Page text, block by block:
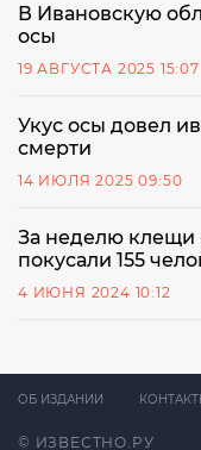
В Ивановскую
осы
19 АВГУСТА 2025 15:07
Укус осы довел
смерти
14 ИЮЛЯ 2025 09:50
За неделю клещи
покусали 155
4 ИЮНЯ 2024 10:12
© ИЗВЕСТНО.РУ
ОБ ИЗДАНИИ